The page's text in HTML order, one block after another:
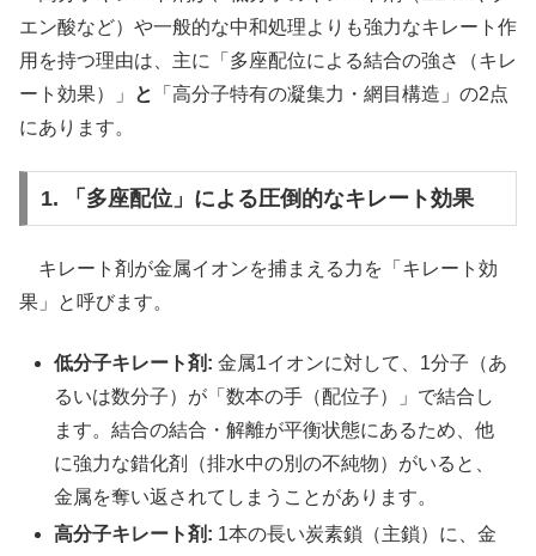
エン酸など）や一般的な中和処理よりも強力なキレート作
用を持つ理由は、主に「多座配位による結合の強さ（キレ
ート効果）」
と
「高分子特有の凝集力・網目構造」の2点
にあります。
1. 「多座配位」による圧倒的なキレート効果
キレート剤が金属イオンを捕まえる力を「キレート効
果」と呼びます。
低分子キレート剤: 金属1イオンに対して、1分子（あ
るいは数分子）が「数本の手（配位子）」で結合し
ます。結合の結合・解離が平衡状態にあるため、他
に強力な錯化剤（排水中の別の不純物）がいると、
金属を奪い返されてしまうことがあります。
高分子キレート剤: 1本の長い炭素鎖（主鎖）に、金